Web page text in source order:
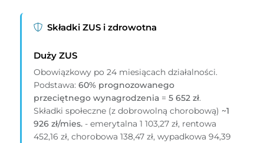
Składki ZUS i zdrowotna
Duży ZUS
Obowiązkowy po 24 miesiącach działalności.
Podstawa:60% prognozowanego
przeciętnego wynagrodzenia =5 652 zł.
Składki społeczne (z dobrowolną chorobową) ~1
926 zł/mies. - emerytalna 1 103,27 zł, rentowa
452,16 zł, chorobowa 138,47 zł, wypadkowa 94,39